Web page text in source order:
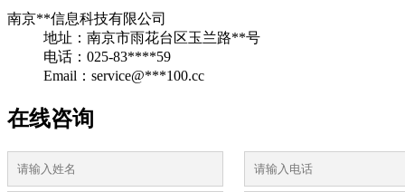
南京**信息科技有限公司
地址：南京市雨花台区玉兰路**号
电话：025-83****59
Email：service@***100.cc
在线咨询